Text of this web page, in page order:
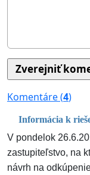
Komentáre (4)
Informácia k
V pondelok
zastupiteľstvo, na
návrh na